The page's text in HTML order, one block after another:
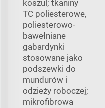
koszul; tkaniny
TC poliesterowe,
poliesterowo-
bawełniane
gabardynki
stosowane jako
podszewki do
mundurów i
odzieży roboczej;
mikrofibrowa